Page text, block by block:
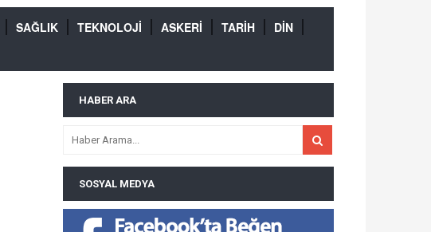
SAĞLIK TEKNOLOJİ ASKERİ TARİH
DİN
HABER ARA
SOSYAL MEDYA